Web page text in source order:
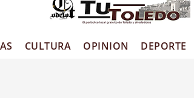
CULTURA OPINION DEPORTE